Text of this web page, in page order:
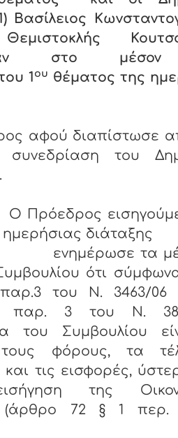
Βασίλειος
στο
1 ου θέματος της
αφού διαπίστωσε
του
Ο Πρόεδρος
διάταξης
ενημέρωσε τα
ότι
του Ν. 3463/06
παρ. 3 του Ν.
του Συμβουλίου
τους φόρους, τα
και τις εισφορές,
της
(άρθρο 72 § 1